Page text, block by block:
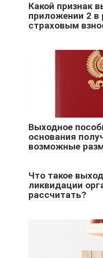
Какой признак
приложении 2 в
страховым
Выходное
основания
возможные
Что такое
ликвидации
рассчитать?